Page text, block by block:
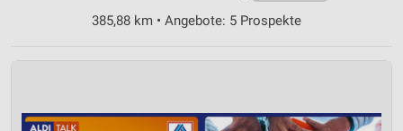
385,88 km • Angebote: 5 Prospekte